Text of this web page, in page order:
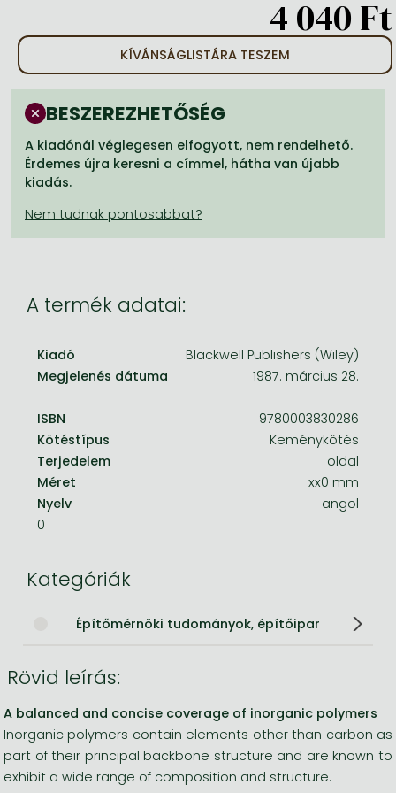
Bleach manga
One-Punch Man manga
4 040 Ft
KÍVÁNSÁGLISTÁRA TESZEM
BESZEREZHETŐSÉG
A kiadónál véglegesen elfogyott, nem rendelhető.
Érdemes újra keresni a címmel, hátha van újabb
kiadás.
A termék adatai:
Kiadó
Blackwell Publishers (Wiley)
Megjelenés dátuma
1987. március 28.
ISBN
9780003830286
Kötéstípus
Keménykötés
Terjedelem
oldal
Méret
xx0 mm
Nyelv
angol
0
Kategóriák
Építőmérnöki tudományok, építőipar
Rövid leírás:
A balanced and concise coverage of inorganic polymers
Inorganic polymers contain elements other than carbon as
part of their principal backbone structure and are known to
exhibit a wide range of composition and structure.